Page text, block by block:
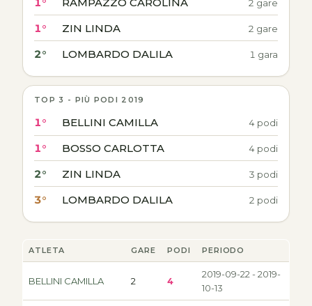
2 gare
1° ZIN LINDA 2 gare
2° LOMBARDO DALILA 1 gara
TOP 3 - PIÙ PODI 2019
1° BELLINI CAMILLA 4 podi
1° BOSSO CARLOTTA 4 podi
2° ZIN LINDA 3 podi
3° LOMBARDO DALILA 2 podi
ATLETA GARE PODI PERIODO
BELLINI CAMILLA 2 4
2019-09-22 - 2019-
10-13